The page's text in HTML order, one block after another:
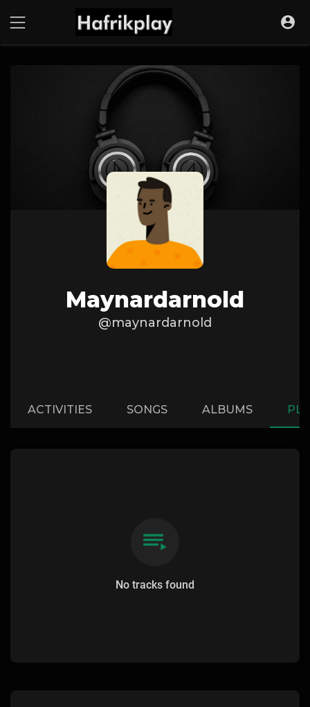
Maynardarnold
@maynardarnold
ACTIVITIES SONGS ALBUMS
No tracks found